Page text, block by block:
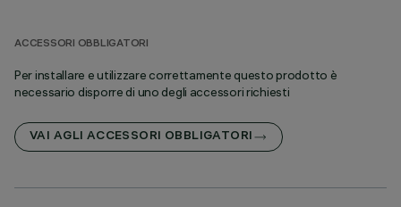
ACCESSORI OBBLIGATORI
Per installare e utilizzare correttamente questo prodotto è
necessario disporre di uno degli accessori richiesti
VAI AGLI ACCESSORI OBBLIGATORI